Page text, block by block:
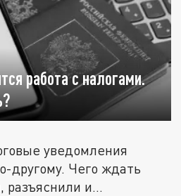
работа с налогами.
уведомления
другому. Чего ждать
разъяснили и...